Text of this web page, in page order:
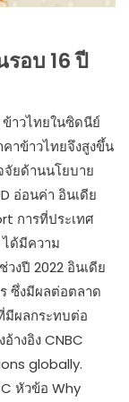
อบ 16 ปี
ข้าวไทยในซิดนีย์
าข้าวไทยจึงสูงขึ้น
จัยด้านนโยบาย
อ่อนค่า อินเดีย
การที่ประเทศ
ด้มีความ
งปี 2022 อินเดีย
ซึ่งมีผลต่อตลาด
มีผลกระทบต่อ
างอิง CNBC
globally.
หัวข้อ Why